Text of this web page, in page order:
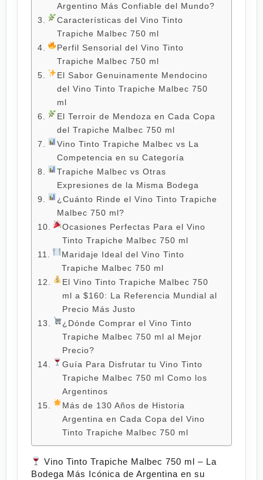
Argentino Más Confiable del Mundo?
Características del Vino Tinto
Trapiche Malbec 750 ml
Perfil Sensorial del Vino Tinto
Trapiche Malbec 750 ml
El Sabor Genuinamente Mendocino
del Vino Tinto Trapiche Malbec 750
ml
El Terroir de Mendoza en Cada Copa
del Trapiche Malbec 750 ml
Vino Tinto Trapiche Malbec vs La
Competencia en su Categoría
Trapiche Malbec vs Otras
Expresiones de la Misma Bodega
¿Cuánto Rinde el Vino Tinto Trapiche
Malbec 750 ml?
Ocasiones Perfectas Para el Vino
Tinto Trapiche Malbec 750 ml
Maridaje Ideal del Vino Tinto
Trapiche Malbec 750 ml
El Vino Tinto Trapiche Malbec 750
ml a $160: La Referencia Mundial al
Precio Más Justo
¿Dónde Comprar el Vino Tinto
Trapiche Malbec 750 ml al Mejor
Precio?
Guía Para Disfrutar tu Vino Tinto
Trapiche Malbec 750 ml Como los
Argentinos
Más de 130 Años de Historia
Argentina en Cada Copa del Vino
Tinto Trapiche Malbec 750 ml
Vino Tinto Trapiche Malbec 750 ml – La
Bodega Más Icónica de Argentina en su